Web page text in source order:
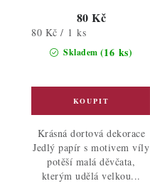
Skladem (16 ks)
80 Kč
Měrná
cena:
80 Kč / 1 ks
Krásná dortová dekorace
Jedlý papír s motivem víly
potěší malá děvčata,
kterým udělá velkou...